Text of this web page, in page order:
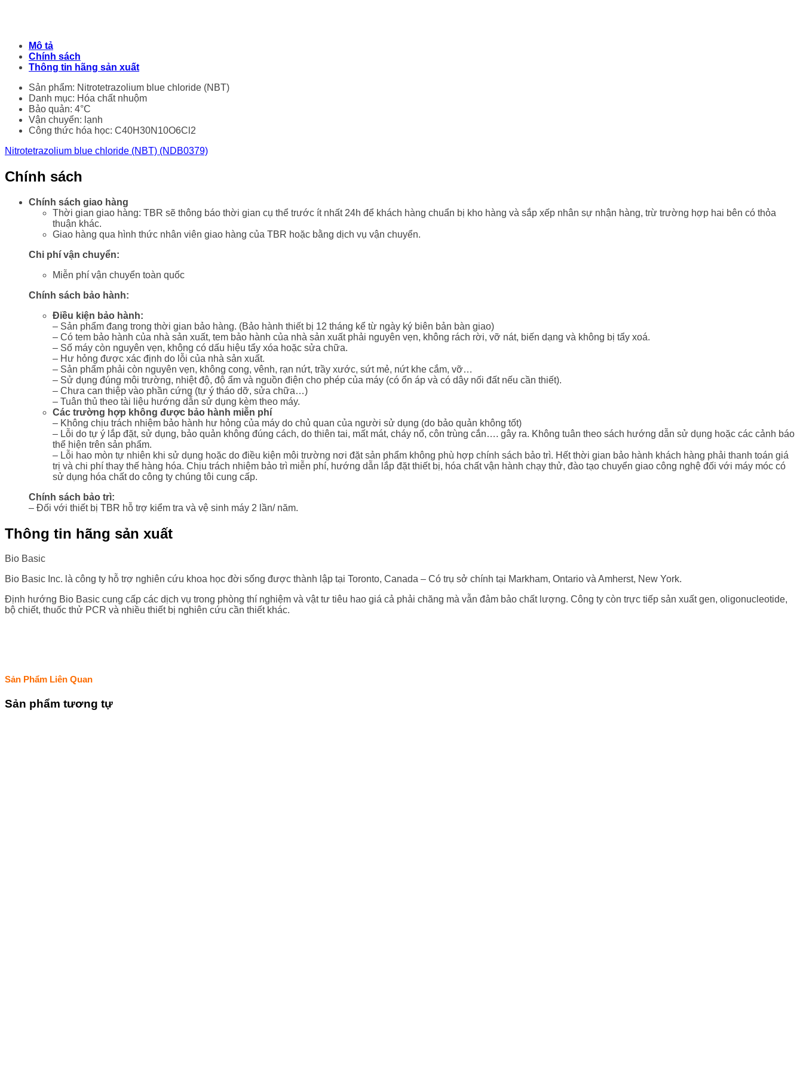
Mô tả
Chính sách
Thông tin hãng sản xuất
Sản phẩm: Nitrotetrazolium blue chloride (NBT)
Danh mục: Hóa chất nhuộm
Bảo quản: 4°C
Vận chuyển: lạnh
Công thức hóa học: C40H30N10O6Cl2
Nitrotetrazolium blue chloride (NBT) (NDB0379)
Chính sách
Chính sách giao hàng
Thời gian giao hàng: TBR sẽ thông báo thời gian cụ thể trước ít nhất 24h để khách hàng chuẩn bị kho hàng và sắp xếp nhân sự nhận hàng, trừ trường hợp hai bên có thỏa
thuận khác.
Giao hàng qua hình thức nhân viên giao hàng của TBR hoặc bằng dịch vụ vận chuyển.
Chi phí vận chuyển:
Miễn phí vận chuyển toàn quốc
Chính sách bảo hành:
Điều kiện bảo hành:
– Sản phẩm đang trong thời gian bảo hàng. (Bảo hành thiết bị 12 tháng kể từ ngày ký biên bản bàn giao)
– Có tem bảo hành của nhà sản xuất, tem bảo hành của nhà sản xuất phải nguyên vẹn, không rách rời, vỡ nát, biến dạng và không bị tẩy xoá.
– Số máy còn nguyên vẹn, không có dấu hiệu tẩy xóa hoặc sửa chữa.
– Hư hỏng được xác định do lỗi của nhà sản xuất.
– Sản phẩm phải còn nguyên vẹn, không cong, vênh, rạn nứt, trầy xước, sứt mẻ, nứt khe cắm, vỡ…
– Sử dụng đúng môi trường, nhiệt độ, độ ẩm và nguồn điện cho phép của máy (có ổn áp và có dây nối đất nếu cần thiết).
– Chưa can thiệp vào phần cứng (tự ý tháo dỡ, sửa chữa…)
– Tuân thủ theo tài liệu hướng dẫn sử dụng kèm theo máy.
Các trường hợp không được bảo hành miễn phí
– Không chịu trách nhiệm bảo hành hư hỏng của máy do chủ quan của người sử dụng (do bảo quản không tốt)
– Lỗi do tự ý lắp đặt, sử dụng, bảo quản không đúng cách, do thiên tai, mất mát, cháy nổ, côn trùng cắn…. gây ra. Không tuân theo sách hướng dẫn sử dụng hoặc các cảnh báo
thể hiện trên sản phẩm.
– Lỗi hao mòn tự nhiên khi sử dụng hoặc do điều kiện môi trường nơi đặt sản phẩm không phù hợp chính sách bảo trì. Hết thời gian bảo hành khách hàng phải thanh toán giá
trị và chi phí thay thế hàng hóa. Chịu trách nhiệm bảo trì miễn phí, hướng dẫn lắp đặt thiết bị, hóa chất vận hành chạy thử, đào tạo chuyển giao công nghệ đối với máy móc có
sử dụng hóa chất do công ty chúng tôi cung cấp.
Chính sách bảo trì:
– Đối với thiết bị TBR hỗ trợ kiểm tra và vệ sinh máy 2 lần/ năm.
Thông tin hãng sản xuất
Bio Basic
Bio Basic Inc. là công ty hỗ trợ nghiên cứu khoa học đời sống được thành lập tại Toronto, Canada – Có trụ sở chính tại Markham, Ontario và Amherst, New York.
Định hướng Bio Basic cung cấp các dịch vụ trong phòng thí nghiệm và vật tư tiêu hao giá cả phải chăng mà vẫn đảm bảo chất lượng. Công ty còn trực tiếp sản xuất gen, oligonucleotide,
bộ chiết, thuốc thử PCR và nhiều thiết bị nghiên cứu cần thiết khác.
Sản Phẩm Liên Quan
Sản phẩm tương tự